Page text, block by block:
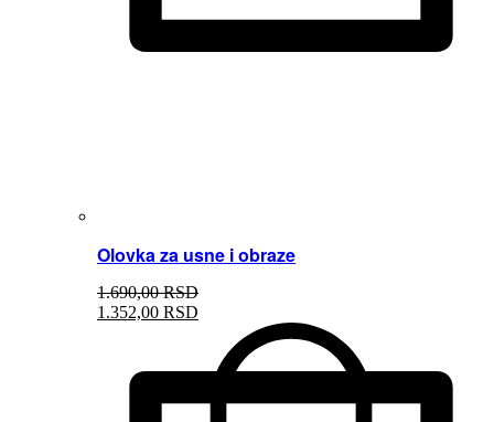
Olovka za usne i obraze
1.690,00 RSD
1.352,00 RSD